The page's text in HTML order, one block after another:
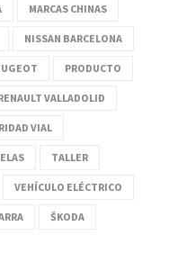
MARCAS CHINAS
NISSAN BARCELONA
PRODUCTO
VALLADOLID
VIAL
TALLER
VEHÍCULO ELÉCTRICO
ŠKODA